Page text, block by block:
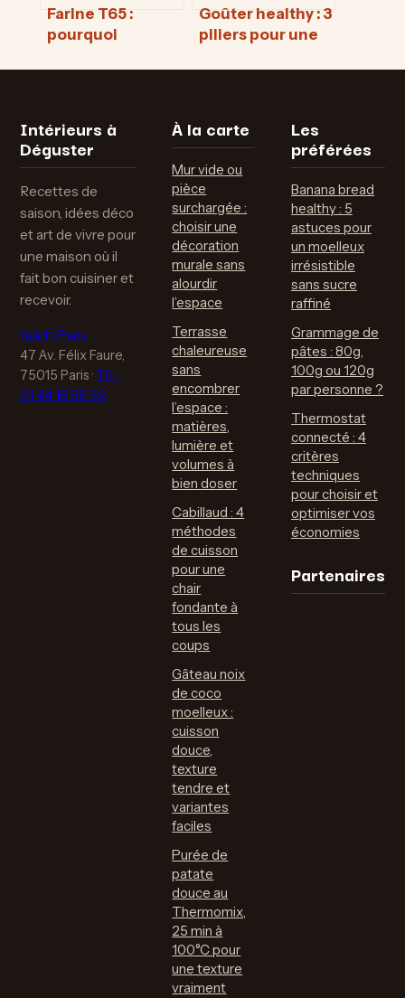
Farine T65 :
pourquoi
vos pains maison
Goûter healthy : 3
piliers pour une
rassasiante et 5
Intérieurs à
Déguster
Recettes de
saison, idées déco
et art de vivre pour
une maison où il
fait bon cuisiner et
recevoir.
taårtt Paris
47 Av. Félix Faure,
75015 Paris · Tél :
01 44 18 96 52
À la carte
Mur vide ou
pièce
surchargée :
choisir une
décoration
murale sans
alourdir
l’espace
Terrasse
chaleureuse
sans
encombrer
l’espace :
matières,
lumière et
volumes à
bien doser
Cabillaud : 4
méthodes
de cuisson
pour une
chair
fondante à
tous les
coups
Gâteau noix
de coco
moelleux :
cuisson
douce,
texture
tendre et
variantes
faciles
Purée de
patate
douce au
Thermomix,
25 min à
100°C pour
une texture
vraiment
Les
préférées
Banana bread
healthy : 5
astuces pour
un moelleux
irrésistible
sans sucre
raffiné
Grammage de
pâtes : 80g,
100g ou 120g
par personne ?
Thermostat
connecté : 4
critères
techniques
pour choisir et
optimiser vos
économies
Partenaires